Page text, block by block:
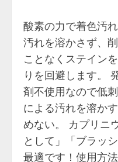
酸素の力で着色汚
汚れを溶かさず、
ことなくステイン
りを回避します。
剤不使用なので低
による汚れを溶か
めない。 カプリニ
として」「ブラッ
最適です！使用方